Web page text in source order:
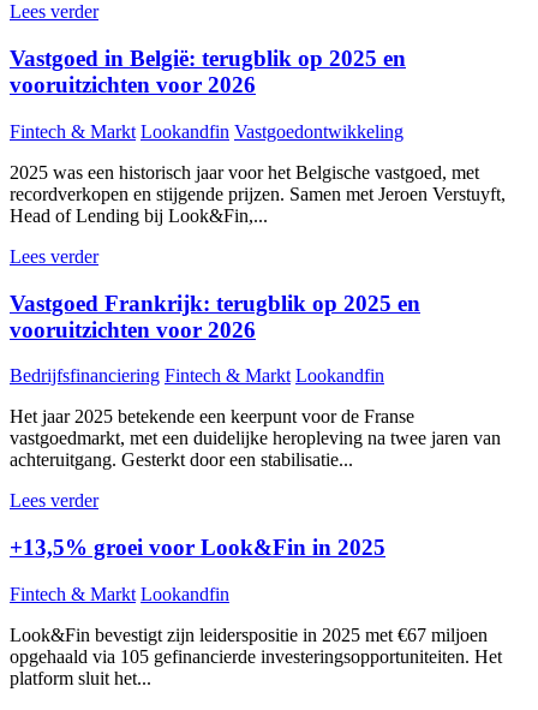
Lees verder
Vastgoed in België: terugblik op 2025 en
vooruitzichten voor 2026
Fintech & Markt Lookandfin Vastgoedontwikkeling
2025 was een historisch jaar voor het Belgische vastgoed, met
recordverkopen en stijgende prijzen. Samen met Jeroen Verstuyft,
Head of Lending bij Look&Fin,...
Lees verder
Vastgoed Frankrijk: terugblik op 2025 en
vooruitzichten voor 2026
Bedrijfsfinanciering Fintech & Markt Lookandfin
Het jaar 2025 betekende een keerpunt voor de Franse
vastgoedmarkt, met een duidelijke heropleving na twee jaren van
achteruitgang. Gesterkt door een stabilisatie...
Lees verder
+13,5% groei voor Look&Fin in 2025
Fintech & Markt Lookandfin
Look&Fin bevestigt zijn leiderspositie in 2025 met €67 miljoen
opgehaald via 105 gefinancierde investeringsopportuniteiten. Het
platform sluit het...